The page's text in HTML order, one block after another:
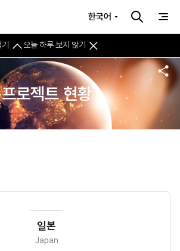
오늘 하루 보지 않기
한국어
프로젝트 현황
일본
Japan